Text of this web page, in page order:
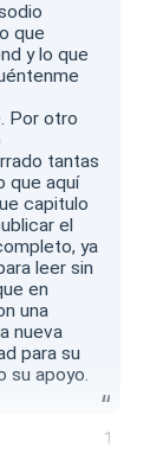
que
y lo que
Por otro
tantas
que aquí
capitulo
el
ya
leer sin
en
una
nueva
para su
su apoyo.
1